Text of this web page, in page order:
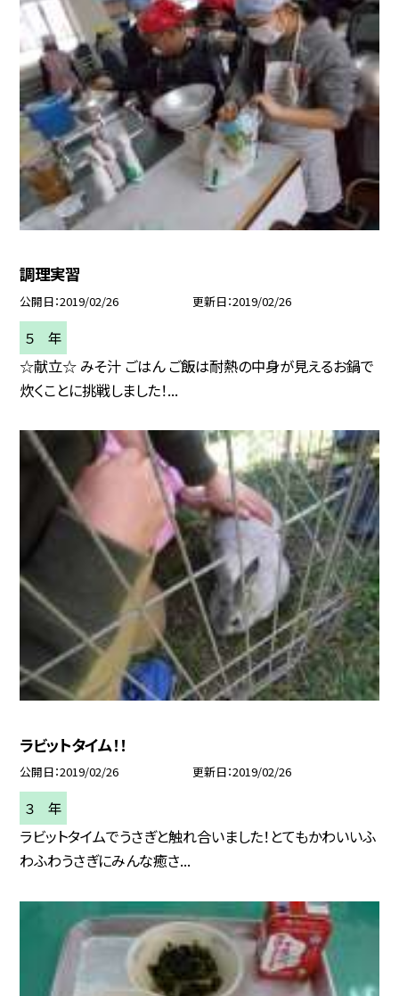
調理実習
公開日 2019/02/26 更新日 2019/02/26
５ 年
☆献立☆ みそ汁 ごはん ご飯は耐熱の中身が見えるお鍋で
炊くことに挑戦しました！...
ラビットタイム！！
公開日 2019/02/26 更新日 2019/02/26
３ 年
ラビットタイムでうさぎと触れ合いました！とてもかわいいふ
わふわうさぎにみんな癒さ...